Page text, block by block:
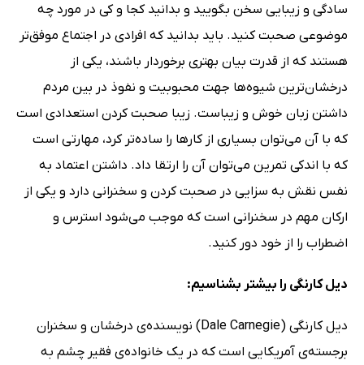
سادگی و زیبایی سخن بگویید و بدانید کجا و کی در مورد چه
موضوعی صحبت کنید. باید بدانید که افرادی در اجتماع موفق‌تر
هستند که از قدرت بیان بهتری برخوردار باشند، یکی از
درخشان‌ترین شیوه‌ها جهت محبوبیت و نفوذ در بین مردم
داشتن زبان خوش و زیباست. زیبا صحبت کردن استعدادی است
که با آن می‌توان بسیاری از کارها را ساده‌تر کرد، مهارتی است
که با اندکی تمرین می‌توان آن را ارتقا داد. داشتن اعتماد به
نفس نقش به سزایی در صحبت کردن و سخنرانی دارد و یکی از
ارکان مهم در سخنرانی است که موجب می‌شود استرس و
اضطراب را از خود دور کنید.
دیل کارنگی را بیشتر بشناسیم:
دیل کارنگی (Dale Carnegie) نویسنده‌ی درخشان و سخنران
برجسته‌‌ی آمریکایی است که در یک خانواده‌ی فقیر چشم به